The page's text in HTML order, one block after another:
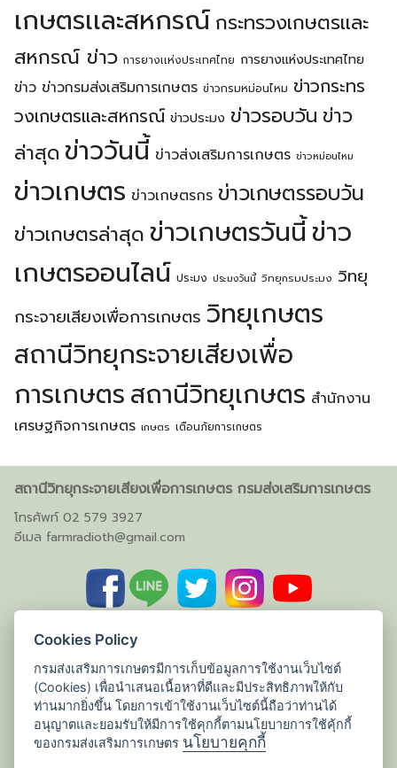
เกษตรเเละสหกรณ์ กระทรวงเกษตรเเละ
สหกรณ์ ข่าว การยางเเห่งประเทศไทย การยางแห่งประเทศไทย
ข่าว ข่าวกรมส่งเสริมการเกษตร ข่าวกรมหม่อนไหม ข่าวกระทร
วงเกษตรเเละสหกรณ์ ข่าวประมง ข่าวรอบวัน ข่าว
ล่าสุด ข่าววันนี้ ข่าวส่งเสริมการเกษตร ข่าวหม่อนไหม
ข่าวเกษตร ข่าวเกษตรกร ข่าวเกษตรรอบวัน
ข่าวเกษตรล่าสุด ข่าวเกษตรวันนี้ ข่าว
เกษตรออนไลน์ ประมง ประมงวันนี้ วิทยุกรมประมง วิทยุ
กระจายเสียงเพื่อการเกษตร วิทยุเกษตร
สถานีวิทยุกระจายเสียงเพื่อ
การเกษตรสถานีวิทยุเกษตร สำนักงาน
เศรษฐกิจการเกษตร เกษตร เตือนภัยการเกษตร
สถานีวิทยุกระจายเสียงเพื่อการเกษตร กรมส่งเสริมการเกษตร
โทรศัพท์ 02 579 3927
อีเมล farmradioth@gmail.com
Cookies Policy
กรมส่งเสริมการเกษตรมีการเก็บข้อมูลการใช้งานเว็บไซต์
(Cookies) เพื่อนำเสนอเนื้อหาที่ดีและมีประสิทธิภาพให้กับ
ท่านมากยิ่งขึ้น โดยการเข้าใช้งานเว็บไซต์นี้ถือว่าท่านได้
อนุญาตและยอมรับให้มีการใช้คุกกี้ตามนโยบายการใช้คุ้กกี้
ของกรมส่งเสริมการเกษตร นโยบายคุกกี้